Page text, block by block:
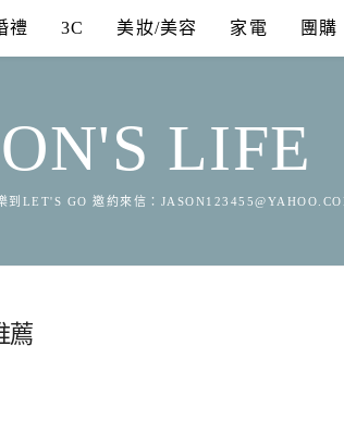
禮 3C 美妝/美容 家電 團購
LIFE
到LET'S GO 邀約來信：
薦